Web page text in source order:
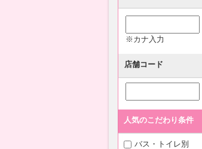
※カナ入力
店舗コード
人気のこだわり条件
バス・トイレ別